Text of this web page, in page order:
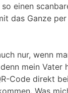
einen
das Ganze
nur, wenn
mein Vater
Code direkt